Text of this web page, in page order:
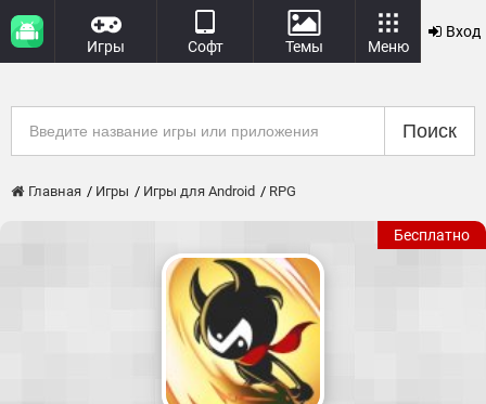
Игры Софт Темы Меню
Вход
Поиск
Главная Игры Игры для Android RPG
Бесплатно